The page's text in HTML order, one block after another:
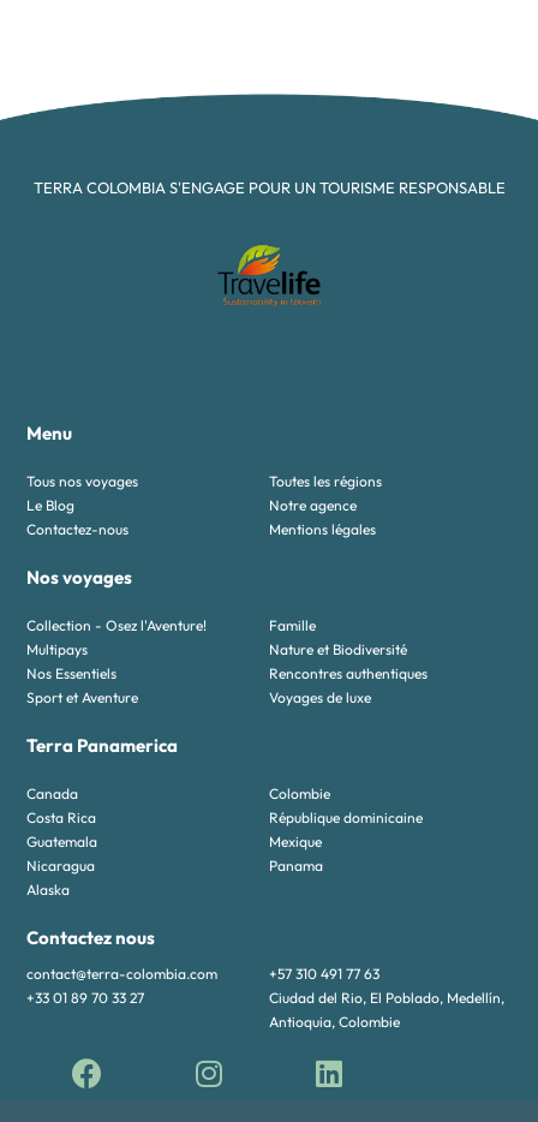
TERRA COLOMBIA S'ENGAGE POUR UN TOURISME RESPONSABLE
Menu
Tous nos voyages
Toutes les régions
Le Blog
Notre agence
Contactez-nous
Mentions légales
Nos voyages
Collection - Osez l'Aventure!
Famille
Multipays
Nature et Biodiversité
Nos Essentiels
Rencontres authentiques
Sport et Aventure
Voyages de luxe
Terra Panamerica
Canada
Colombie
Costa Rica
République dominicaine
Guatemala
Mexique
Nicaragua
Panama
Alaska
Contactez nous
contact@terra-colombia.com
+57 310 491 77 63
+33 01 89 70 33 27
Ciudad del Rio, El Poblado, Medellín,
Antioquia, Colombie